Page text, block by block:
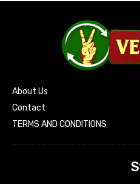
About Us
Contact
TERMS AND CONDITIONS